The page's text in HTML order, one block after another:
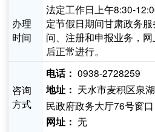
办理
时间
法定工作日上午8:30-
定节假日期间甘肃政务
问、注册和申报业务，
后正常进行。
咨询
方式
电话： 0938-2728259
地址： 天水市麦积区泉
民政府政务大厅76号窗口
网址： 无